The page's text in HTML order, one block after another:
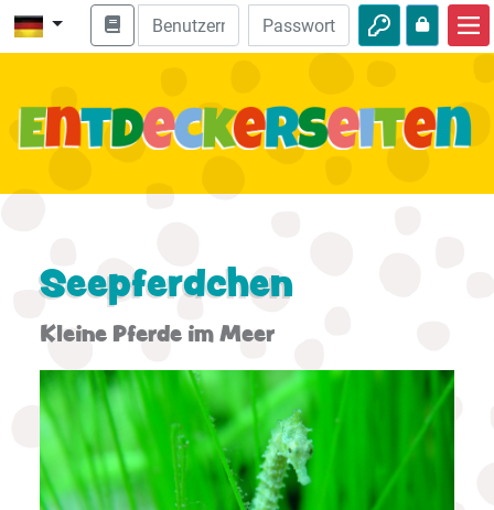
Bibel entdecken
Natur
Seepferdchen
Kleine Pferde im Meer